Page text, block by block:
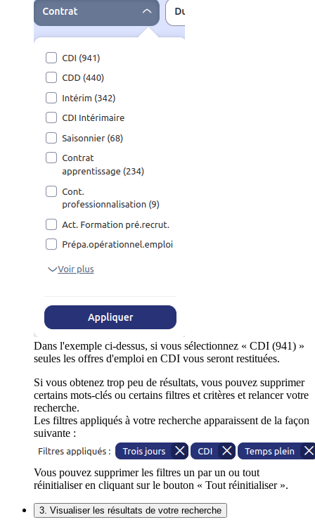
Dans l'exemple ci-dessus, si vous sélectionnez « CDI (941) »
seules les offres d'emploi en CDI vous seront restituées.
Si vous obtenez trop peu de résultats, vous pouvez supprimer
certains mots-clés ou certains filtres et critères et relancer votre
recherche.
Les filtres appliqués à votre recherche apparaissent de la façon
suivante :
Vous pouvez supprimer les filtres un par un ou tout
réinitialiser en cliquant sur le bouton « Tout réinitialiser ».
3. Visualiser les résultats de votre recherche